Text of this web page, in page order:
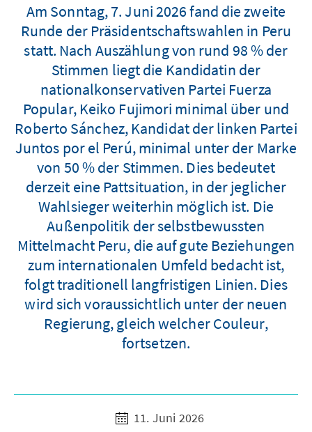
Am Sonntag, 7. Juni 2026 fand die zweite
Runde der Präsidentschaftswahlen in Peru
statt. Nach Auszählung von rund 98 % der
Stimmen liegt die Kandidatin der
nationalkonservativen Partei Fuerza
Popular, Keiko Fujimori minimal über und
Roberto Sánchez, Kandidat der linken Partei
Juntos por el Perú, minimal unter der Marke
von 50 % der Stimmen. Dies bedeutet
derzeit eine Pattsituation, in der jeglicher
Wahlsieger weiterhin möglich ist. Die
Außenpolitik der selbstbewussten
Mittelmacht Peru, die auf gute Beziehungen
zum internationalen Umfeld bedacht ist,
folgt traditionell langfristigen Linien. Dies
wird sich voraussichtlich unter der neuen
Regierung, gleich welcher Couleur,
fortsetzen.
11. Juni 2026